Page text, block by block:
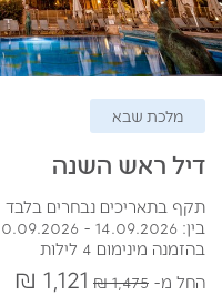
מלכת שבא
דיל ראש השנה
תקף בתאריכים נבחרים בלבד
בין: 14.09.2026 - 10.09.2026
בהזמנה מינימום 4 לילות
החל מ
1,475 ₪
1,121 ₪